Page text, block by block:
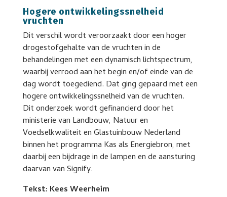
Hogere ontwikkelingssnelheid
vruchten
Dit verschil wordt veroorzaakt door een hoger
drogestofgehalte van de vruchten in de
behandelingen met een dynamisch lichtspectrum,
waarbij verrood aan het begin en/of einde van de
dag wordt toegediend. Dat ging gepaard met een
hogere ontwikkelingssnelheid van de vruchten.
Dit onderzoek wordt gefinancierd door het
ministerie van Landbouw, Natuur en
Voedselkwaliteit en Glastuinbouw Nederland
binnen het programma Kas als Energiebron, met
daarbij een bijdrage in de lampen en de aansturing
daarvan van Signify.
Tekst: Kees Weerheim